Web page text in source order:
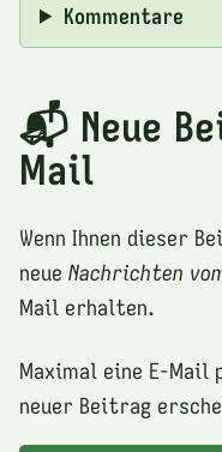
Kommentare
📬 Neue
Mail
Wenn Ihnen dieser
neue Nachrichten
Mail erhalten.
Maximal eine E-Mail
neuer Beitrag